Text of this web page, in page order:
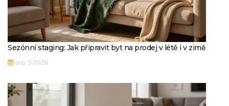
Sezónní staging: Jak připravit byt na prodej v létě i v zimě
srp, 5 2026